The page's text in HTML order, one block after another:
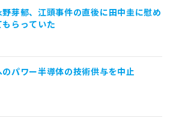
野芽郁、江頭事件の直後に田中圭に慰め
らっていた
パワー半導体の技術供与を中止